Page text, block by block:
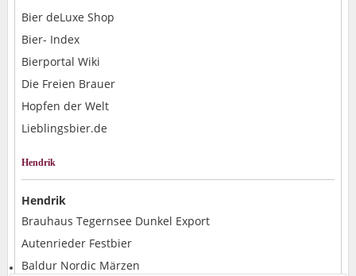
Bier deLuxe Shop
Bier- Index
Bierportal Wiki
Die Freien Brauer
Hopfen der Welt
Lieblingsbier.de
Hendrik
Hendrik
Brauhaus Tegernsee Dunkel Export
Autenrieder Festbier
Baldur Nordic Märzen